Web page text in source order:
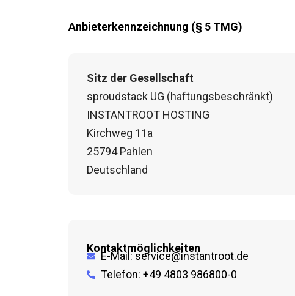
Anbieterkennzeichnung (§ 5 TMG)
Sitz der Gesellschaft
sproudstack UG (haftungsbeschränkt)
INSTANTROOT HOSTING
Kirchweg 11a
25794 Pahlen
Deutschland
Kontaktmöglichkeiten
E-Mail: service@instantroot.de
Telefon: +49 4803 986800-0